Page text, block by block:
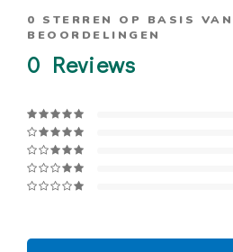
0 STERREN OP BASIS VAN
BEOORDELINGEN
0 Reviews